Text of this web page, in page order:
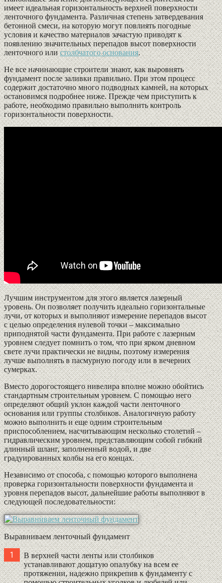
имеет идеальная горизонтальность верхней поверхности
ленточного фундамента. Различная степень затвердевания
бетонной смеси, на которую могут повлиять погодные
условия и качество материалов зачастую приводят к
появлению значительных перепадов высот поверхности
ленточного илистолбчатого основания.
Не все начинающие строители знают, как выровнять
фундамент после заливки правильно. При этом процесс
содержит достаточно много подводных камней, на которых
остановимся подробнее ниже. Прежде чем приступить к
работе, необходимо правильно выполнить контроль
горизонтальности поверхности.
Лучшим инструментом для этого является лазерный
уровень. Он позволяет получить идеально горизонтальные
лучи, от которых и выполняют измерение перепадов высот
с целью определения нулевой точки – максимально
приподнятой части фундамента. При работе с лазерным
уровнем следует помнить о том, что при ярком дневном
свете лучи практически не видны, поэтому измерения
лучше выполнять в пасмурную погоду или в вечерних
сумерках.
Вместо дорогостоящего нивелира вполне можно обойтись
стандартным строительным уровнем. С помощью него
определяют общий уклон каждой части ленточного
основания или группы столбиков. Аналогичную работу
можно выполнить и еще одним строительным
приспособлением, насчитывающим несколько столетий –
гидравлическим уровнем, представляющим собой гибкий
длинный шланг, заполненный водой, и две
градуированных колбы на его концах.
Независимо от способа, с помощью которого выполнена
проверка горизонтальности поверхности фундамента и
уровня перепадов высот, дальнейшие работы выполняют в
следующей последовательности:
Выравниваем ленточный фундамент
В верхней части ленты или столбиков
устанавливают дощатую опалубку на всем ее
протяжении, надежно прикрепив к фундаменту с